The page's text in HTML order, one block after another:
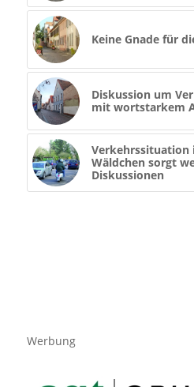
Keine Gnade für
Diskussion um
mit wortstarkem
Verkehrssituation
Wäldchen sorgt
Diskussionen
Werbung